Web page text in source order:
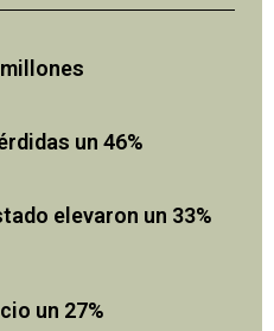
un 46%
elevaron un 33%
un 27%